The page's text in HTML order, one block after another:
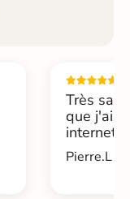
Très
que j'ai
internet....
Pierre.L -